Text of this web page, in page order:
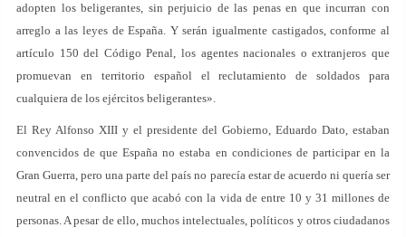
adopten los beligerantes, sin perjuicio de las penas en que incurran con
arreglo a las leyes de España. Y serán igualmente castigados, conforme al
artículo 150 del Código Penal, los agentes nacionales o extranjeros que
promuevan en territorio español el reclutamiento de soldados para
cualquiera de los ejércitos beligerantes».
El Rey Alfonso XIII y el presidente del Gobierno, Eduardo Dato, estaban
convencidos de que España no estaba en condiciones de participar en la
Gran Guerra, pero una parte del país no parecía estar de acuerdo ni quería ser
neutral en el conflicto que acabó con la vida de entre 10 y 31 millones de
personas. A pesar de ello, muchos intelectuales, políticos y otros ciudadanos